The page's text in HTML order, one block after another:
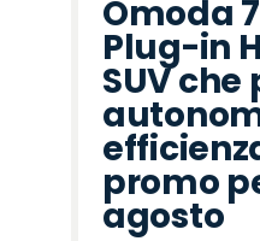
Omoda
Plug-in
SUV
promo
agosto